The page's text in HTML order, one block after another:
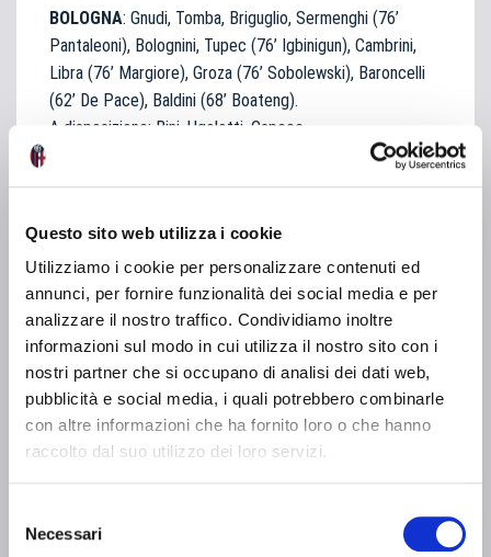
Questo sito web utilizza i cookie
Utilizziamo i cookie per personalizzare contenuti ed
annunci, per fornire funzionalità dei social media e per
analizzare il nostro traffico. Condividiamo inoltre
informazioni sul modo in cui utilizza il nostro sito con i
nostri partner che si occupano di analisi dei dati web,
pubblicità e social media, i quali potrebbero combinarle
con altre informazioni che ha fornito loro o che hanno
raccolto dal suo utilizzo dei loro servizi.
Necessari
BOLOGNA: Gnudi, Tomba, Briguglio, Sermenghi (76’
Pantaleoni), Bolognini, Tupec (76’ Igbinigun), Cambrini,
Libra (76’ Margiore), Groza (76’ Sobolewski), Baroncelli
(62’ De Pace), Baldini (68’ Boateng).
A disposizione: Bini, Ugolotti, Capece.
Prisco, Sardo, Marotta, Esposito (70’ Aprea), D’Angiò
(70’ De Rosa), Barbella (70’ Bosso), Chiummariello (49’
Favicchio), Maida (57’ Pignarosa).
A disposizione: Pugliese, Palomba.
Allenatore: Annunziata
ARBITRO: Mantelli di Bologna
#giovanili